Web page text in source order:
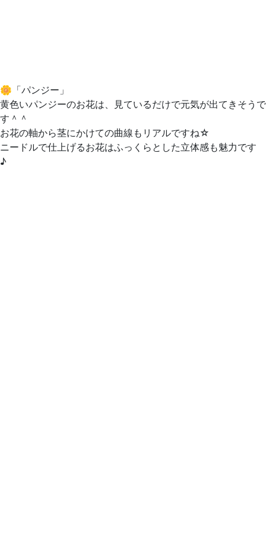
🌼「パンジー」
黄色いパンジーのお花は、見ているだけで元気が出てきそうで
す＾＾
お花の軸から茎にかけての曲線もリアルですね☆
ニードルで仕上げるお花はふっくらとした立体感も魅力です
♪